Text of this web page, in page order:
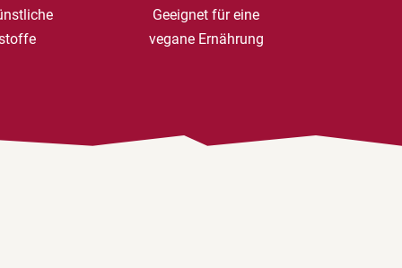
Geeignet für eine
vegane Ernährung